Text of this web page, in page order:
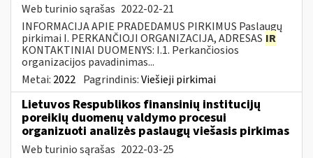
Web turinio sąrašas 2022-02-21
INFORMACIJA APIE PRADEDAMUS PIRKIMUS Paslaugų
pirkimai I. PERKANČIOJI ORGANIZACIJA, ADRESAS IR
KONTAKTINIAI DUOMENYS: I.1. Perkančiosios
organizacijos pavadinimas...
Metai: 2022 Pagrindinis:Viešieji pirkimai
Lietuvos Respublikos finansinių institucijų
poreikių duomenų valdymo procesui
organizuoti analizės paslaugų viešasis pirkimas
Web turinio sąrašas 2022-03-25